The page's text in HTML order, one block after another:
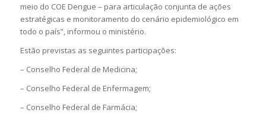
meio do COE Dengue – para articulação conjunta de ações
estratégicas e monitoramento do cenário epidemiológico em
todo o país”, informou o ministério.
Estão previstas as seguintes participações:
– Conselho Federal de Medicina;
– Conselho Federal de Enfermagem;
– Conselho Federal de Farmácia;